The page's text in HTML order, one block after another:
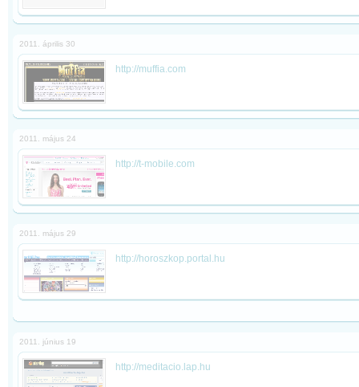
2011. április 30
http://muffia.com
2011. május 24
http://t-mobile.com
2011. május 29
http://horoszkop.portal.hu
2011. június 19
http://meditacio.lap.hu